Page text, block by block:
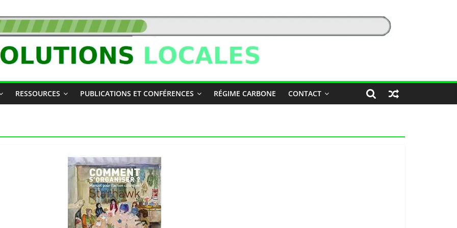
RESSOURCES PUBLICATIONS ET CONFÉRENCES RÉGIME CARBONE CONTACT